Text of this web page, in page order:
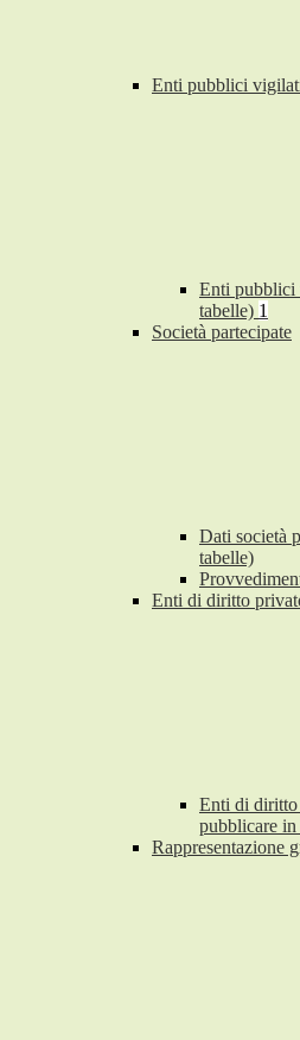
Enti pubblici
Enti pubblici
tabelle) 1
Società partecipate
Dati società
tabelle)
Enti di diritto
Enti di
pubblicare in
Rappresentazione